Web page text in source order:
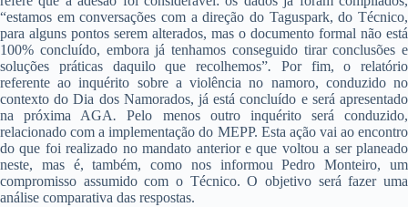
“estamos em conversações com a direção do Taguspark, do Técnico,
para alguns pontos serem alterados, mas o documento formal não está
100% concluído, embora já tenhamos conseguido tirar conclusões e
soluções práticas daquilo que recolhemos”. Por fim, o relatório
referente ao inquérito sobre a violência no namoro, conduzido no
contexto do Dia dos Namorados, já está concluído e será apresentado
na próxima AGA.Pelo menos outro inquérito será conduzido,
relacionado com a implementação do MEPP. Esta ação vai ao encontro
do que foi realizado no mandato anterior e que voltou a ser planeado
neste, mas é, também, como nos informou Pedro Monteiro, um
compromisso assumido com o Técnico. O objetivo será fazer uma
análise comparativa das respostas.